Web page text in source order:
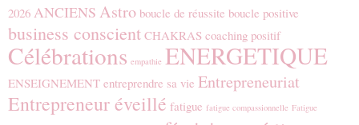
2026 ANCIENS Astro boucle de réussite boucle positive
business conscient CHAKRAS coaching positif
Célébrations empathie ENERGETIQUE
ENSEIGNEMENT entreprendre sa vie Entrepreneuriat
Entrepreneur éveillé fatigue fatigue compassionnelle Fatigue